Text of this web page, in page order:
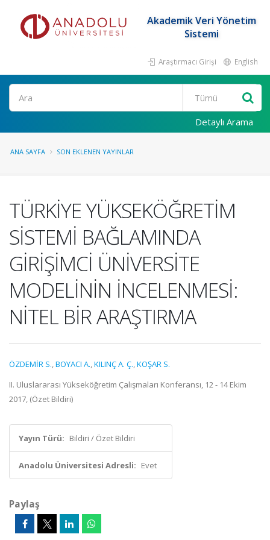
Akademik Veri Yönetim
Sistemi
Araştırmacı Girişi English
Ara
Detaylı Arama
ANA SAYFA SON EKLENEN YAYINLAR
TÜRKİYE YÜKSEKÖĞRETİM
SİSTEMİ BAĞLAMINDA
GİRİŞİMCİ ÜNİVERSİTE
MODELİNİN İNCELENMESİ:
NİTEL BİR ARAŞTIRMA
ÖZDEMİR S.,BOYACI A.,KILINÇ A. Ç.,KOŞAR S.
II. Uluslararası Yükseköğretim Çalışmaları Konferansı, 12 - 14 Ekim
2017, (Özet Bildiri)
Yayın Türü: Bildiri / Özet Bildiri
Anadolu Üniversitesi Adresli: Evet
Paylaş